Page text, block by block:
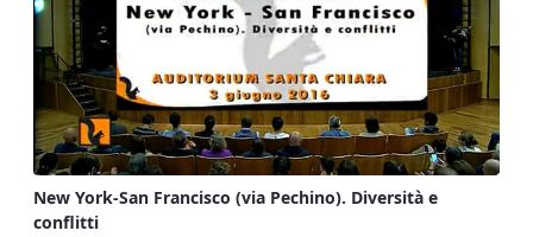
New York-San Francisco (via Pechino). Diversità e
conflitti